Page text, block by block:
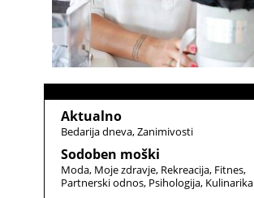
Aktualno
Bedarija dneva Zanimivosti
Sodoben moški
Moda Moje zdravje Rekreacija Fitnes
Partnerski odnos Psihologija Kulinarika